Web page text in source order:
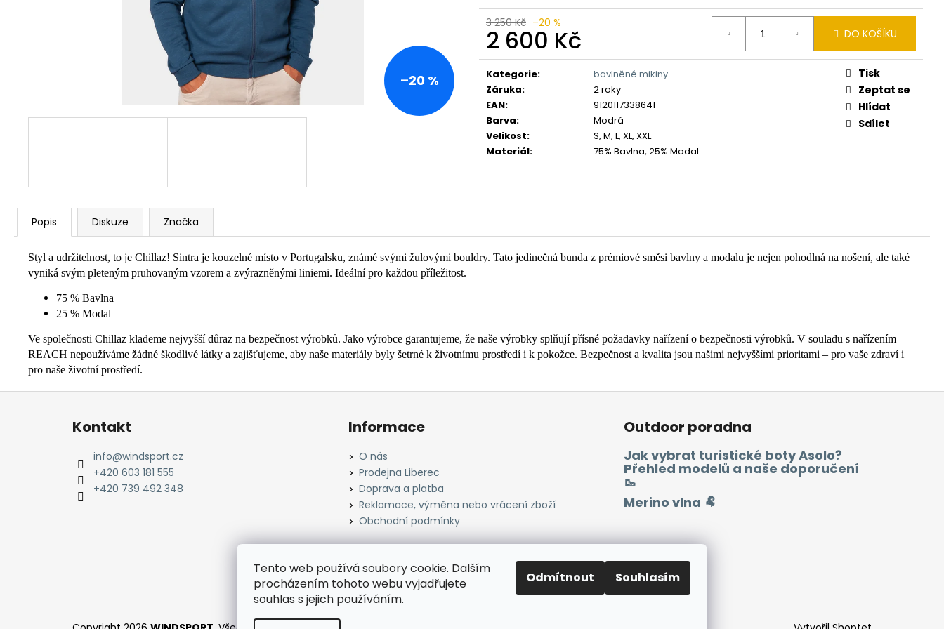
Tento web používá soubory cookie. Dalším
procházením tohoto webu vyjadřujete
souhlas s jejich používáním.
Odmítnout Souhlasím
3 250 Kč –20 %
2 600 Kč
Měrná
cena:
DO KOŠÍKU
Kategorie:
bavlněné mikiny
Záruka:
2 roky
EAN:
9120117338641
Barva:
Modrá
Velikost:
S, M, L, XL, XXL
Materiál: 75% Bavlna, 25% Modal
Tisk
Zeptat se
Hlídat
Sdílet
–20 %
Popis Diskuze Značka
Styl a udržitelnost, to je Chillaz! Sintra je kouzelné místo v Portugalsku, známé svými žulovými bouldry. Tato jedinečná bunda z prémiové směsi bavlny a modalu je nejen pohodlná na nošení, ale také
vyniká svým pleteným pruhovaným vzorem a zvýrazněnými liniemi. Ideální pro každou příležitost.
75 % Bavlna
25 % Modal
Ve společnosti Chillaz klademe nejvyšší důraz na bezpečnost výrobků. Jako výrobce garantujeme, že naše výrobky splňují přísné požadavky nařízení o bezpečnosti výrobků. V souladu s nařízením
REACH nepoužíváme žádné škodlivé látky a zajišťujeme, aby naše materiály byly šetrné k životnímu prostředí i k pokožce. Bezpečnost a kvalita jsou našimi nejvyššími prioritami – pro vaše zdraví i
pro naše životní prostředí.
Z
Kontakt
info@windsport.cz
+420 603 181 555
+420 739 492 348
Informace
O nás
Prodejna Liberec
Doprava a platba
Reklamace, výměna nebo vrácení zboží
Obchodní podmínky
Outdoor poradna
Jak vybrat turistické boty Asolo?
Přehled modelů a naše doporučení
🥾
Merino vlna 🐏
Instagram Facebook Heureka.cz Zboží.cz